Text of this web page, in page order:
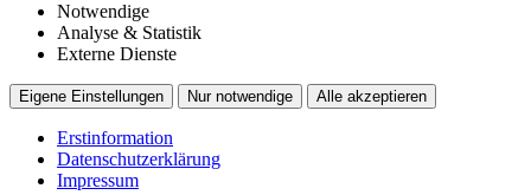
Notwendige
Analyse & Statistik
Externe Dienste
Eigene Einstellungen Nur notwendige Alle akzeptieren
Erstinformation
Datenschutzerklärung
Impressum